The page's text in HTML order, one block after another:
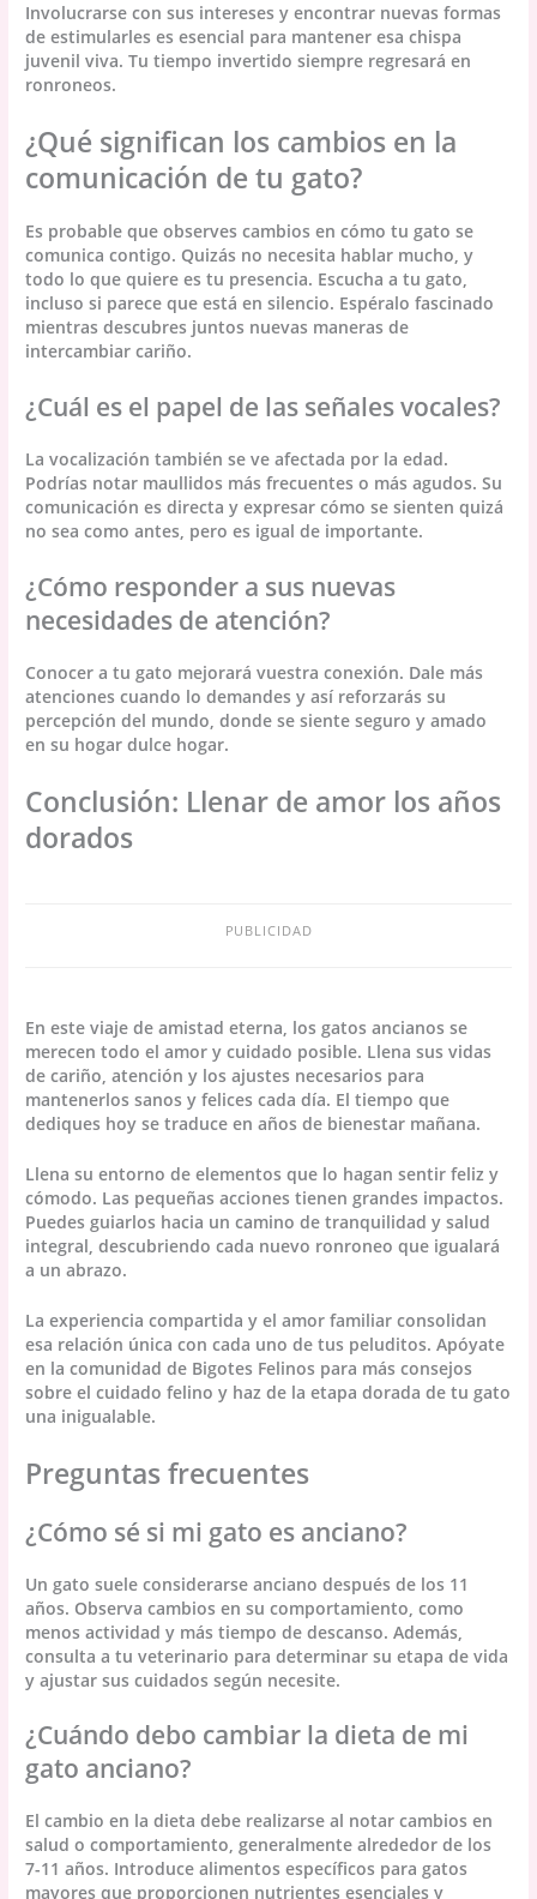
Involucrarse con sus intereses y encontrar nuevas formas
de estimularles es esencial para mantener esa chispa
juvenil viva. Tu tiempo invertido siempre regresará en
ronroneos.
¿Qué significan los cambios en la
comunicación de tu gato?
Es probable que observes cambios en cómo tu gato se
comunica contigo. Quizás no necesita hablar mucho, y
todo lo que quiere es tu presencia. Escucha a tu gato,
incluso si parece que está en silencio. Espéralo fascinado
mientras descubres juntos nuevas maneras de
intercambiar cariño.
¿Cuál es el papel de las señales vocales?
La vocalización también se ve afectada por la edad.
Podrías notar maullidos más frecuentes o más agudos. Su
comunicación es directa y expresar cómo se sienten quizá
no sea como antes, pero es igual de importante.
¿Cómo responder a sus nuevas
necesidades de atención?
Conocer a tu gato mejorará vuestra conexión. Dale más
atenciones cuando lo demandes y así reforzarás su
percepción del mundo, donde se siente seguro y amado
en su hogar dulce hogar.
Conclusión: Llenar de amor los años
dorados
PUBLICIDAD
En este viaje de amistad eterna, los gatos ancianos se
merecen todo el amor y cuidado posible. Llena sus vidas
de cariño, atención y los ajustes necesarios para
mantenerlos sanos y felices cada día. El tiempo que
dediques hoy se traduce en años de bienestar mañana.
Llena su entorno de elementos que lo hagan sentir feliz y
cómodo. Las pequeñas acciones tienen grandes impactos.
Puedes guiarlos hacia un camino de tranquilidad y salud
integral, descubriendo cada nuevo ronroneo que igualará
a un abrazo.
La experiencia compartida y el amor familiar consolidan
esa relación única con cada uno de tus peluditos. Apóyate
en la comunidad de Bigotes Felinos para más consejos
sobre el cuidado felino y haz de la etapa dorada de tu gato
una inigualable.
Preguntas frecuentes
¿Cómo sé si mi gato es anciano?
Un gato suele considerarse anciano después de los 11
años. Observa cambios en su comportamiento, como
menos actividad y más tiempo de descanso. Además,
consulta a tu veterinario para determinar su etapa de vida
y ajustar sus cuidados según necesite.
¿Cuándo debo cambiar la dieta de mi
gato anciano?
El cambio en la dieta debe realizarse al notar cambios en
salud o comportamiento, generalmente alrededor de los
7-11 años. Introduce alimentos específicos para gatos
mayores que proporcionen nutrientes esenciales y